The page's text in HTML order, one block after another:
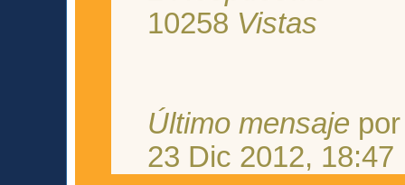
10258 Vistas
Último mensaje
23 Dic 2012, 18:47